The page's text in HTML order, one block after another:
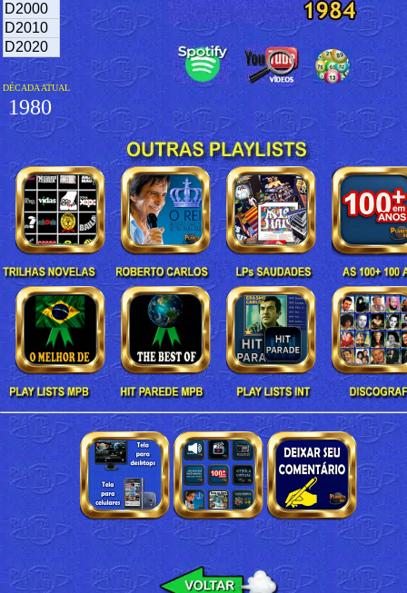
D2000
D2010
D2020
DÉCADA ATUAL
1980